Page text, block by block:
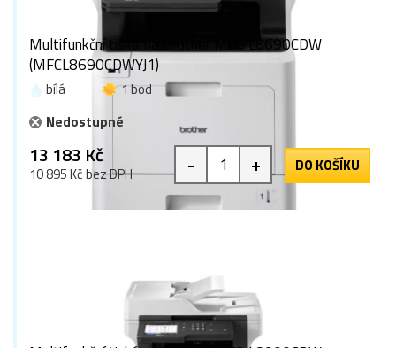
Multifunkční tiskárna Brother MFC-L8690CDW
(MFCL8690CDWYJ1)
bílá
1 bod
Nedostupné
13 183 Kč
10 895 Kč bez DPH - + DO KOŠÍKU